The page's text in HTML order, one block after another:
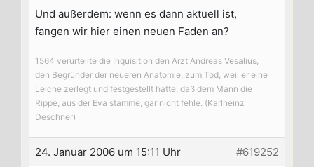
Und außerdem: wenn es dann aktuell ist,
fangen wir hier einen neuen Faden an?
1564 verurteilte die Inquisition den Arzt Andreas Vesalius,
den Begründer der neueren Anatomie, zum Tod, weil er eine
Leiche zerlegt und festgestellt hatte, daß dem Mann die
Rippe, aus der Eva stamme, gar nicht fehle. (Karlheinz
Deschner)
24. Januar 2006 um 15:11 Uhr #619252